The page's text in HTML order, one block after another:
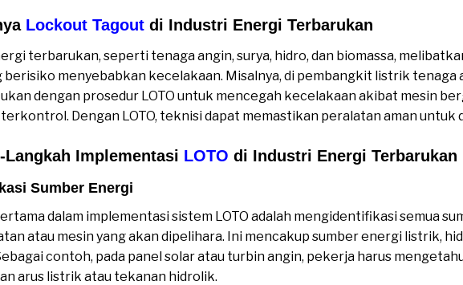
Lockout Tagout di Industri Energi Terbarukan
terbarukan, seperti tenaga angin, surya, hidro, dan biomassa,
berisiko menyebabkan kecelakaan. Misalnya, di pembangkit listrik tenaga
dengan prosedur LOTO untuk mencegah kecelakaan akibat mesin
Dengan LOTO, teknisi dapat memastikan peralatan aman untuk
Langkah Implementasi LOTO di Industri Energi Terbarukan
Sumber Energi
dalam implementasi sistem LOTO adalah mengidentifikasi semua
atau mesin yang akan dipelihara. Ini mencakup sumber energi listrik,
contoh, pada panel solar atau turbin angin, pekerja harus
arus listrik atau tekanan hidrolik.